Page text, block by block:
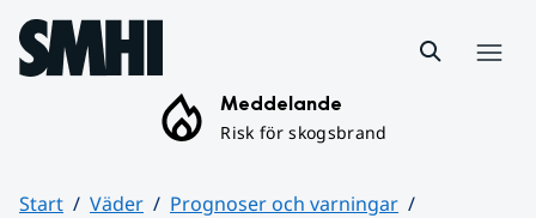
Hoppa till sidans innehåll
Meddelande
Risk för skogsbrand
Start Väder
Prognoser och varningar